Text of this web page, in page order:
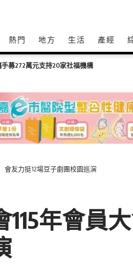
熱門 地方 生活 產經
Face AI健康鏡」 驚豔高齡高齡健康展
友力挺12場豆子劇團校園巡演
115年會員